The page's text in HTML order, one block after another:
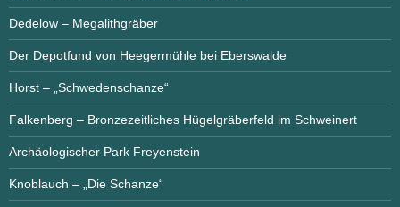
Dedelow – Megalithgräber
Der Depotfund von Heegermühle bei Eberswalde
Horst – „Schwedenschanze“
Falkenberg – Bronzezeitliches Hügelgräberfeld im Schweinert
Archäologischer Park Freyenstein
Knoblauch – „Die Schanze“